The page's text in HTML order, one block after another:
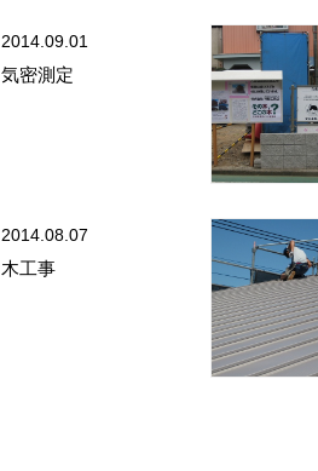
2014.09.01
気密測定
2014.08.07
木工事